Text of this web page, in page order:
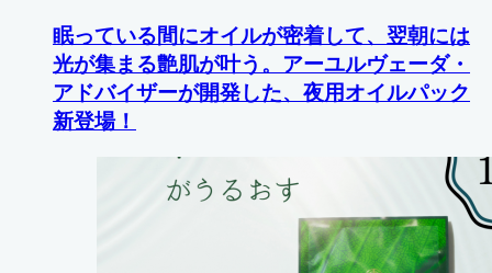
眠っている間にオイルが密着して、翌朝には
光が集まる艶肌が叶う。アーユルヴェーダ・
アドバイザーが開発した、夜用オイルパック
新登場！